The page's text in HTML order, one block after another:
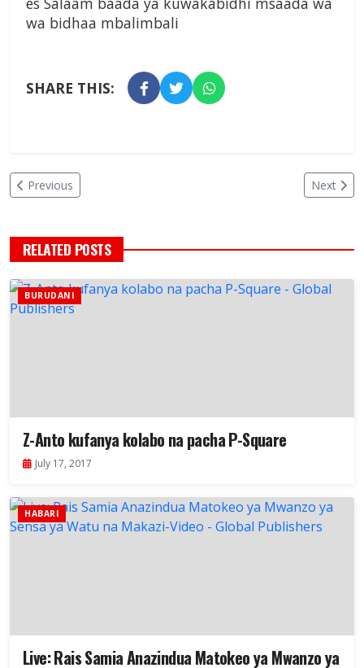
wa bidhaa mbalimbali
SHARE THIS:
Previous Next
RELATED POSTS
BURUDANI
Z-Anto kufanya kolabo na pacha P-Square
July 17, 2017
HABARI
Live: Rais Samia Anazindua Matokeo ya Mwanzo ya